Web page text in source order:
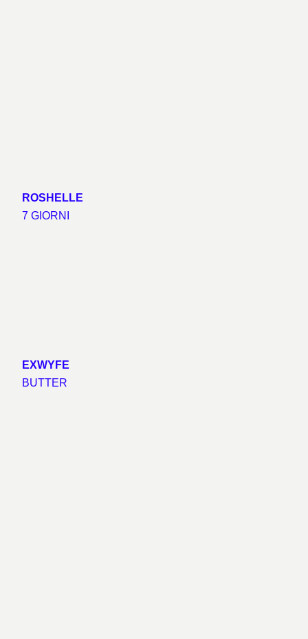
ROSHELLE
7 GIORNI
EXWYFE
BUTTER